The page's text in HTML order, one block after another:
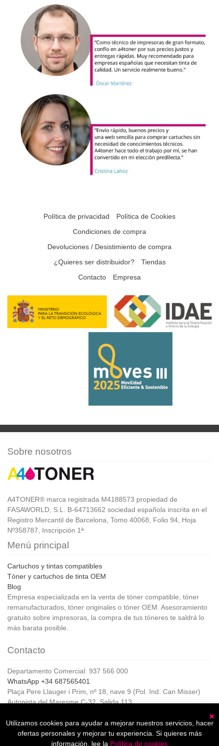
Política de privacidad
Política de Cookies
Condiciones de compra
Devoluciones / Desistimiento de compra
¿Quieres ser distribuidor?
Tiendas
Contacto
Empresa
Sobre nosotros
A4TONER® marca registrada M4188573 propiedad de
FASAWORLD, S.L. B-64713662 sociedad española inscrita en el
Registro Mercantil de Barcelona, Tomo 40068, Folio 94, Hoja
Nº358787, Inscripción 1ª
Menú principal
Cartuchos y tintas compatibles
Tóner y cartuchos de tinta OEM
Blog
Empresa especializada en la venta de tóner compatible, tóner
remanufacturados, tóner originales o tóner OEM. Asesoramiento
gratuito sobre impresoras, la compra de tus tóneres te saldrá lo
más barata posible.
Contacto
Departamento Comercial: 937 566 000
WhatsApp +34 687565401
Plaça Pere Llauger i Prim, nº 18, nave 9 (Pol. Ind. Can Misser)
Autopista del Maresme C-32, Salida 113
Horario de Atención al cliente:
De lunes a jueves de 8:00 a 17:00,
Viernes de 8:00 a 15:00
Utilizamos cookies para ayudar a mejorar nuestros servicios, hacer
ofertas personales y mejorar tu experiencia. Si quieres más
información, lee la Política de cookies